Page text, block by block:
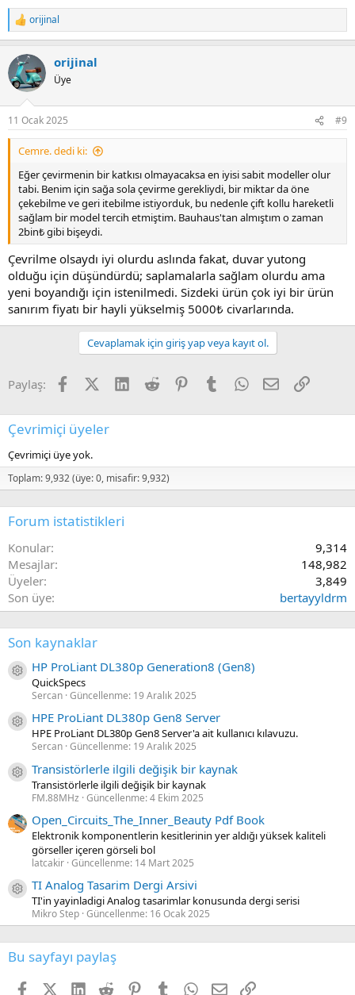
R
e
c
t
i
s
:
orijinal
orijinal
Üye
11 Ocak 2025 #9
Cemre. dedi ki:
Eğer çevirmenin bir katkısı olmayacaksa en iyisi sabit modeller olur
tabi. Benim için sağa sola çevirme gerekliydi, bir miktar da öne
çekebilme ve geri itebilme istiyorduk, bu nedenle çift kollu hareketli
sağlam bir model tercih etmiştim. Bauhaus'tan almıştım o zaman
2bin₺ gibi bişeydi.
Çevrilme olsaydı iyi olurdu aslında fakat, duvar yutong
olduğu için düşündürdü; saplamalarla sağlam olurdu ama
yeni boyandığı için istenilmedi. Sizdeki ürün çok iyi bir ürün
sanırım fiyatı bir hayli yükselmiş 5000₺ civarlarında.
Cevaplamak için giriş yap veya kayıt ol.
Paylaş: FacebookX (Twitter)
LinkedIn
Reddit PinterestTumblrWhatsApp
E-postaLink
Çevrimiçi üyeler
Çevrimiçi üye yok.
Toplam: 9,932 (üye: 0, misafir: 9,932)
Forum istatistikleri
Konular
9,314
Mesajlar
148,982
Üyeler
3,849
Son üye
bertayyldrm
Son kaynaklar
Kaynak ikon/amblem
HP ProLiant DL380p Generation8 (Gen8)
QuickSpecs
Sercan Güncellenme: 19 Aralık 2025
Kaynak ikon/amblem
HPE ProLiant DL380p Gen8 Server
HPE ProLiant DL380p Gen8 Server'a ait kullanıcı kılavuzu.
Sercan Güncellenme: 19 Aralık 2025
Kaynak ikon/amblem
Transistörlerle ilgili değişik bir kaynak
Transistörlerle ilgili değişik bir kaynak
FM.88MHz Güncellenme:4 Ekim 2025
Open_Circuits_The_Inner_Beauty Pdf Book
Elektronik komponentlerin kesitlerinin yer aldığı yüksek kaliteli
görseller içeren görseli bol
latcakir Güncellenme: 14 Mart 2025
Kaynak ikon/amblem
TI Analog Tasarim Dergi Arsivi
TI'in yayinladigi Analog tasarimlar konusunda dergi serisi
Mikro Step Güncellenme: 16 Ocak 2025
Bu sayfayı paylaş
FacebookX (Twitter)
LinkedIn
Reddit PinterestTumblr WhatsApp
E-postaLink